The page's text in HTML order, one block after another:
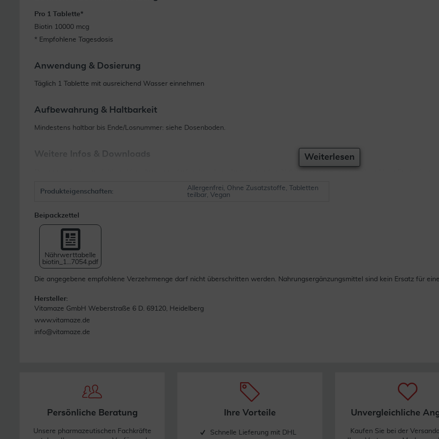
Pro 1 Tablette*
Biotin 10000 mcg
* Empfohlene Tagesdosis
Anwendung & Dosierung
Täglich 1 Tablette mit ausreichend Wasser einnehmen
Aufbewahrung & Haltbarkeit
Mindestens haltbar bis Ende/Losnummer: siehe Dosenboden.
Weitere Infos & Downloads
eine gesunde Lebensweise. Nicht fu-r Kinder und Jugendliche geeignet. Das Produkt ungeöffnet, ku-hl, trocken und außerhalb
Weiterlesen
Produkteigenschaften:
Allergenfrei, Ohne Zusatzstoffe, Tabletten
teilbar, Vegan
Beipackzettel
Nährwerttabelle
biotin_1...7054.pdf
Die angegebene empfohlene Verzehrmenge darf nicht überschritten werden. Nahrungsergänzungsmittel sind kein Ersatz für
Hersteller:
Vitamaze GmbH Weberstraße 6 D. 69120, Heidelberg
www.vitamaze.de
info@vitamaze.de
Persönliche Beratung
Unsere pharmazeutischen Fachkräfte
Ihre Vorteile
Schnelle Lieferung mit DHL
Unvergleichliche
Kaufen Sie bei der